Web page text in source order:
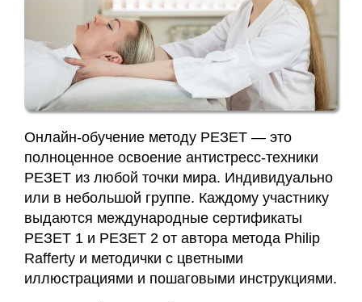
Расписание
Заявка
Приём
кинезиолога
Приём
кинезиолога
Галины
Акулич
–
отзывы
Онлайн-обучение методу РЕЗЕТ — это
полноценное освоение антистресс-техники
РЕЗЕТ из любой точки мира. Индивидуально
или в небольшой группе. Каждому участнику
выдаются международные сертификаты
РЕЗЕТ 1 и РЕЗЕТ 2 от автора метода Philip
Rafferty и методички с цветными
иллюстрациями и пошаговыми инструкциями.